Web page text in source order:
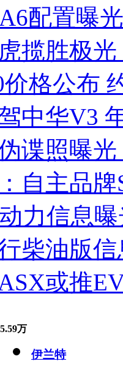
配置曝
揽胜极
格公布
中华V3
谍照曝
自主品牌
力信息
柴油版
或推
万
伊兰特